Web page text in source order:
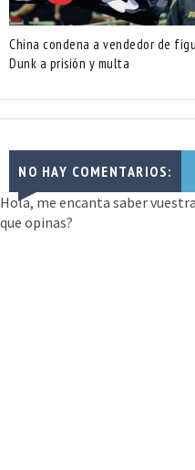
China condena a vendedor de
Dunk a prisión y multa
NO HAY COMENTARIOS:
Hola, me encanta saber
que opinas?